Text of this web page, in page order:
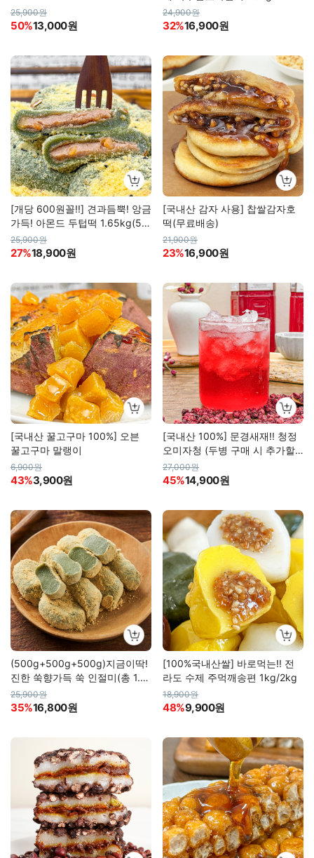
25,900원
50%13,000원
24,900원
32%16,900원
[개당 600원꼴!!] 견과듬뿍! 앙금
가득! 아몬드 두텁떡 1.65kg(55
g×30)
25,900원
27%18,900원
[국내산 감자 사용] 찹쌀감자호
떡(무료배송)
21,900원
23%16,900원
[국내산 꿀고구마 100%] 오븐
꿀고구마 말랭이
6,900원
43%3,900원
[국내산 100%] 문경새재!! 청정
오미자청 (두병 구매 시 추가할
인!!)
27,000원
45%14,900원
(500g+500g+500g)지금이딱!
진한 쑥향가득 쑥 인절미(총 1.5
kg 합포장)
25,900원
35%16,800원
[100%국내산쌀] 바로먹는!! 전
라도 수제 주먹깨송편 1kg/2kg
18,900원
48%9,900원